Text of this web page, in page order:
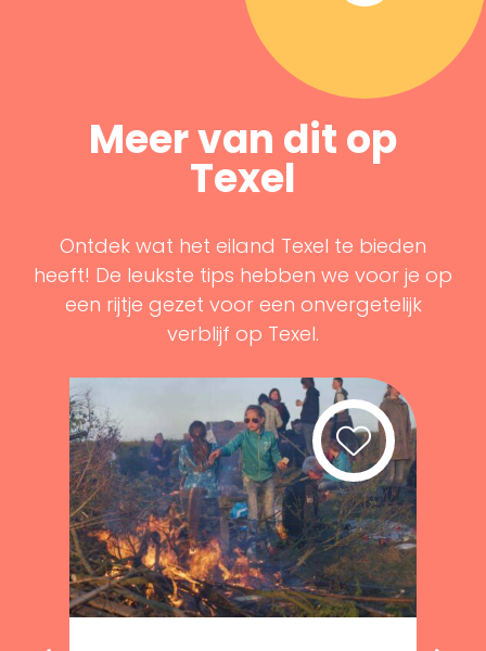
Meer van dit op
Texel
Ontdek wat het eiland Texel te bieden
heeft! De leukste tips hebben we voor je op
een rijtje gezet voor een onvergetelijk
verblijf op Texel.